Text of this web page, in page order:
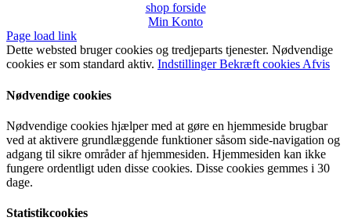
shop forside
Min Konto
Page load link
Dette websted bruger cookies og tredjeparts tjenester. Nødvendige
cookies er som standard aktiv. IndstillingerBekræft cookiesAfvis
Nødvendige cookies
Nødvendige cookies hjælper med at gøre en hjemmeside brugbar
ved at aktivere grundlæggende funktioner såsom side-navigation og
adgang til sikre områder af hjemmesiden. Hjemmesiden kan ikke
fungere ordentligt uden disse cookies. Disse cookies gemmes i 30
dage.
Statistikcookies